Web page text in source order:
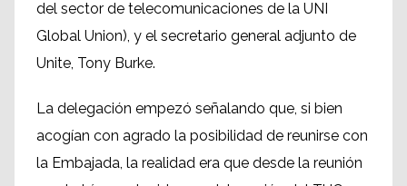
del sector de telecomunicaciones de la UNI
Global Union), y el secretario general adjunto de
Unite, Tony Burke.
La delegación empezó señalando que, si bien
acogían con agrado la posibilidad de reunirse con
la Embajada, la realidad era que desde la reunión